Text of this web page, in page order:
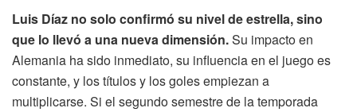
Luis Díaz no solo confirmó su nivel de estrella, sino
que lo llevó a una nueva dimensión.Su impacto en
Alemania ha sido inmediato, su influencia en el juego es
constante, y los títulos y los goles empiezan a
multiplicarse. Si el segundo semestre de la temporada